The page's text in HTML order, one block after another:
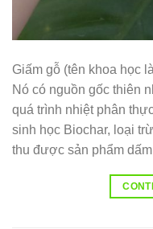
Giấm gỗ (tên khoa học
Nó có nguồn gốc thiên
quá trình nhiệt phân
sinh học Biochar, loại
thu được sản phẩm